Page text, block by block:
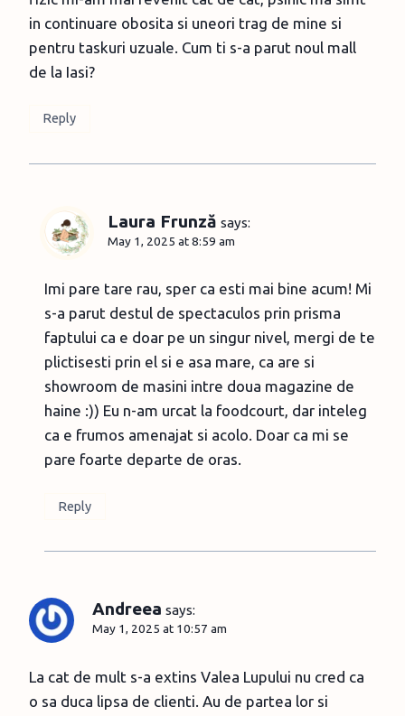
in continuare obosita si uneori trag de mine si
pentru taskuri uzuale. Cum ti s-a parut noul mall
de la Iasi?
Reply
Laura Frunză says:
May 1, 2025 at 8:59 am
Imi pare tare rau, sper ca esti mai bine acum! Mi
s-a parut destul de spectaculos prin prisma
faptului ca e doar pe un singur nivel, mergi de te
plictisesti prin el si e asa mare, ca are si
showroom de masini intre doua magazine de
haine :)) Eu n-am urcat la foodcourt, dar inteleg
ca e frumos amenajat si acolo. Doar ca mi se
pare foarte departe de oras.
Reply
Andreea says:
May 1, 2025 at 10:57 am
La cat de mult s-a extins Valea Lupului nu cred ca
o sa duca lipsa de clienti. Au de partea lor si